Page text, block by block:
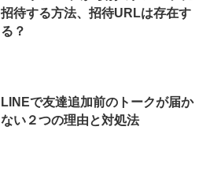
招待する方法、招待URLは存在す
る？
LINEで友達追加前のトークが届か
ない２つの理由と対処法